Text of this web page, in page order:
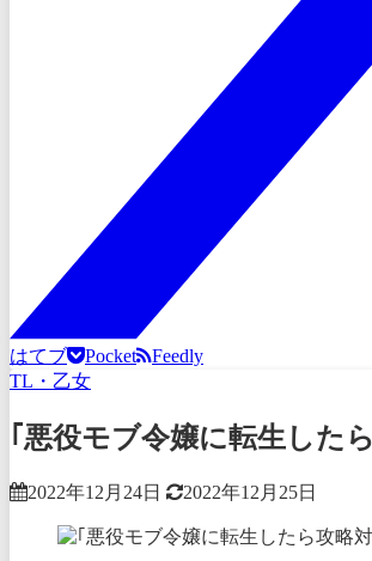
はてブ
Pocket
Feedly
TL・乙女
｢悪役モブ令嬢に転生した
2022年12月24日 2022年12月25日